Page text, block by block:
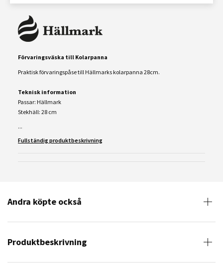
Förvaringsväska till Kolarpanna
Praktisk förvaringspåse till Hällmarks kolarpanna 28cm.
Teknisk information
Passar: Hällmark
Stekhäll: 28 cm
...
Fullständig produktbeskrivning
Andra köpte också
Produktbeskrivning